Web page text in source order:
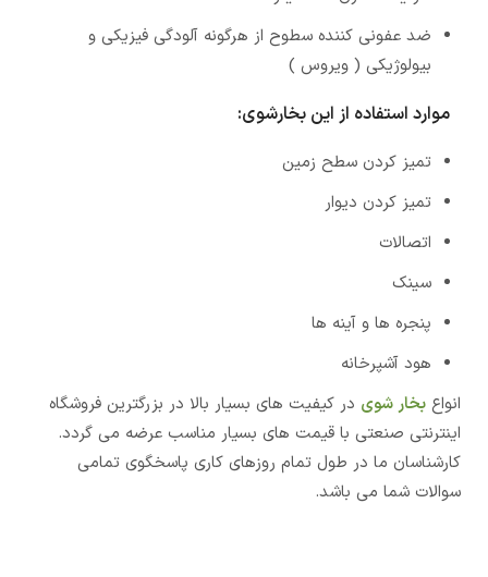
ضد عفونی کننده سطوح از هرگونه آلودگی فیزیکی و
بیولوژیکی ( ویروس )
موارد استفاده از این بخارشوی:
تمیز کردن سطح زمین
تمیز کردن دیوار
اتصالات
سینک
پنجره ها و آینه ها
هود آشپرخانه
انواع بخار شوی در کیفیت های بسیار بالا در بزرگترین فروشگاه
اینترنتی صنعتی با قیمت های بسیار مناسب عرضه می گردد.
کارشناسان ما در طول تمام روزهای کاری پاسخگوی تمامی
سوالات شما می باشد.